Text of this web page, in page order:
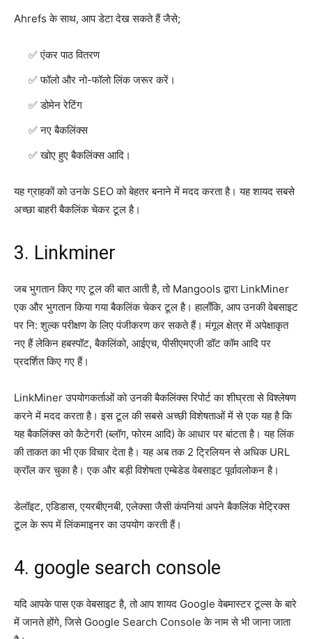
Ahrefs के साथ, आप डेटा देख सकते हैं जैसे;
एंकर पाठ वितरण
फॉलो और नो-फॉलो लिंक जरूर करें।
डोमेन रेटिंग
नए बैकलिंक्स
खोए हुए बैकलिंक्स आदि।
यह ग्राहकों को उनके SEO को बेहतर बनाने में मदद करता है। यह शायद सबसे
अच्छा बाहरी बैकलिंक चेकर टूल है।
3. Linkminer
जब भुगतान किए गए टूल की बात आती है, तो Mangools द्वारा LinkMiner
एक और भुगतान किया गया बैकलिंक चेकर टूल है। हालाँकि, आप उनकी वेबसाइट
पर नि: शुल्क परीक्षण के लिए पंजीकरण कर सकते हैं। मंगूल क्षेत्र में अपेक्षाकृत
नए हैं लेकिन हबस्पॉट, बैकलिंको, आईएच, पीसीएमएजी डॉट कॉम आदि पर
प्रदर्शित किए गए हैं।
LinkMiner उपयोगकर्ताओं को उनकी बैकलिंक्स रिपोर्ट का शीघ्रता से विश्लेषण
करने में मदद करता है। इस टूल की सबसे अच्छी विशेषताओं में से एक यह है कि
यह बैकलिंक्स को कैटेगरी (ब्लॉग, फोरम आदि) के आधार पर बांटता है। यह लिंक
की ताकत का भी एक विचार देता है। यह अब तक 2 ट्रिलियन से अधिक URL
क्रॉल कर चुका है। एक और बड़ी विशेषता एम्बेडेड वेबसाइट पूर्वावलोकन है।
डेलॉइट, एडिडास, एयरबीएनबी, एलेक्सा जैसी कंपनियां अपने बैकलिंक मेट्रिक्स
टूल के रूप में लिंकमाइनर का उपयोग करती हैं।
4. google search console
यदि आपके पास एक वेबसाइट है, तो आप शायद Google वेबमास्टर टूल्स के बारे
में जानते होंगे, जिसे Google Search Console के नाम से भी जाना जाता